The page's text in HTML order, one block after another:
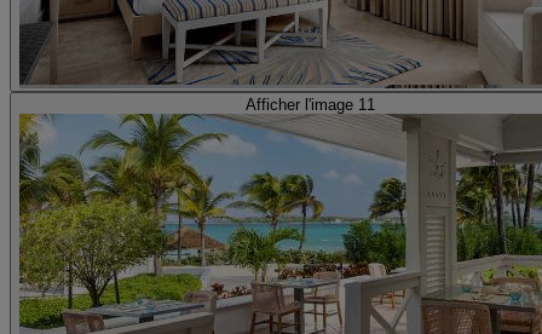
Afficher l'image 11